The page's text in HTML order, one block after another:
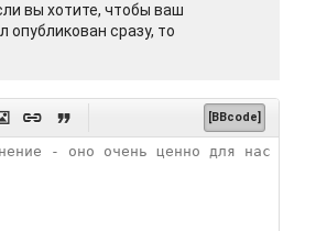
вы хотите, чтобы ваш
опубликован сразу, то
  [BBcode]